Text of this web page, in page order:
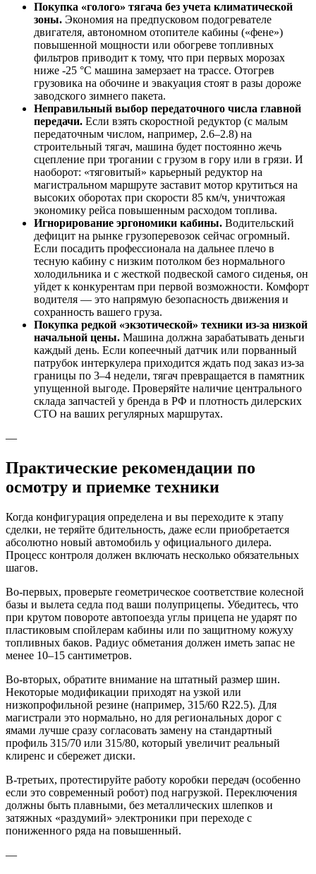
Покупка «голого» тягача без учета климатической
зоны. Экономия на предпусковом подогревателе
двигателя, автономном отопителе кабины («фене»)
повышенной мощности или обогреве топливных
фильтров приводит к тому, что при первых морозах
ниже -25 °C машина замерзает на трассе. Отогрев
грузовика на обочине и эвакуация стоят в разы дороже
заводского зимнего пакета.
Неправильный выбор передаточного числа главной
передачи. Если взять скоростной редуктор (с малым
передаточным числом, например, 2.6–2.8) на
строительный тягач, машина будет постоянно жечь
сцепление при трогании с грузом в гору или в грязи. И
наоборот: «тяговитый» карьерный редуктор на
магистральном маршруте заставит мотор крутиться на
высоких оборотах при скорости 85 км/ч, уничтожая
экономику рейса повышенным расходом топлива.
Игнорирование эргономики кабины. Водительский
дефицит на рынке грузоперевозок сейчас огромный.
Если посадить профессионала на дальнее плечо в
тесную кабину с низким потолком без нормального
холодильника и с жесткой подвеской самого сиденья, он
уйдет к конкурентам при первой возможности. Комфорт
водителя — это напрямую безопасность движения и
сохранность вашего груза.
Покупка редкой «экзотической» техники из-за низкой
начальной цены. Машина должна зарабатывать деньги
каждый день. Если копеечный датчик или порванный
патрубок интеркулера приходится ждать под заказ из-за
границы по 3–4 недели, тягач превращается в памятник
упущенной выгоде. Проверяйте наличие центрального
склада запчастей у бренда в РФ и плотность дилерских
СТО на ваших регулярных маршрутах.
—
Практические рекомендации по
осмотру и приемке техники
Когда конфигурация определена и вы переходите к этапу
сделки, не теряйте бдительность, даже если приобретается
абсолютно новый автомобиль у официального дилера.
Процесс контроля должен включать несколько обязательных
шагов.
Во-первых, проверьте геометрическое соответствие колесной
базы и вылета седла под ваши полуприцепы. Убедитесь, что
при крутом повороте автопоезда углы прицепа не ударят по
пластиковым спойлерам кабины или по защитному кожуху
топливных баков. Радиус обметания должен иметь запас не
менее 10–15 сантиметров.
Во-вторых, обратите внимание на штатный размер шин.
Некоторые модификации приходят на узкой или
низкопрофильной резине (например, 315/60 R22.5). Для
магистрали это нормально, но для региональных дорог с
ямами лучше сразу согласовать замену на стандартный
профиль 315/70 или 315/80, который увеличит реальный
клиренс и сбережет диски.
В-третьих, протестируйте работу коробки передач (особенно
если это современный робот) под нагрузкой. Переключения
должны быть плавными, без металлических шлепков и
затяжных «раздумий» электроники при переходе с
пониженного ряда на повышенный.
—